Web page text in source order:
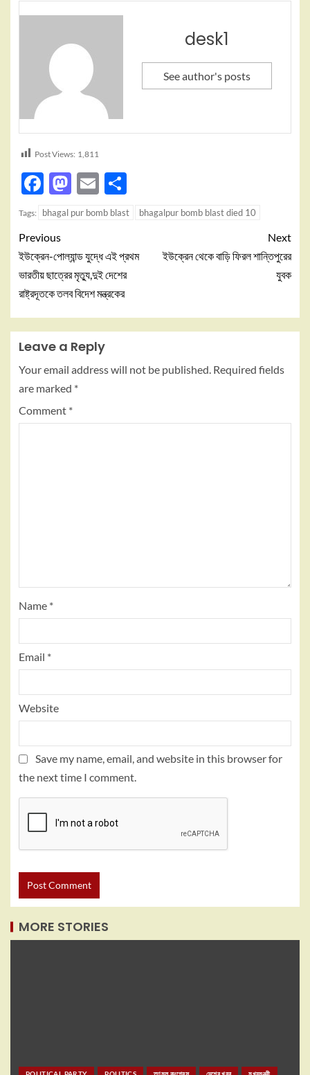
desk1
See author's posts
Post Views: 1,811
Facebook
Mastodon
Email
Tags: bhagal pur bomb blast bhagalpur bomb blast died 10
Previous
ইউক্রেন-পোল্যান্ড যুদ্ধে এই প্রথম
ভারতীয় ছাত্রের মৃত্যু,দুই দেশের
রাষ্ট্রদূতকে তলব বিদেশ মন্ত্রকের
Next
ইউক্রেন থেকে বাড়ি ফিরল শান্তিপুরের
যুবক
Leave a Reply
Your email address will not be published. Required fields
are marked *
Comment *
Name *
Email *
Website
Save my name, email, and website in this browser for
the next time I comment.
MORE STORIES